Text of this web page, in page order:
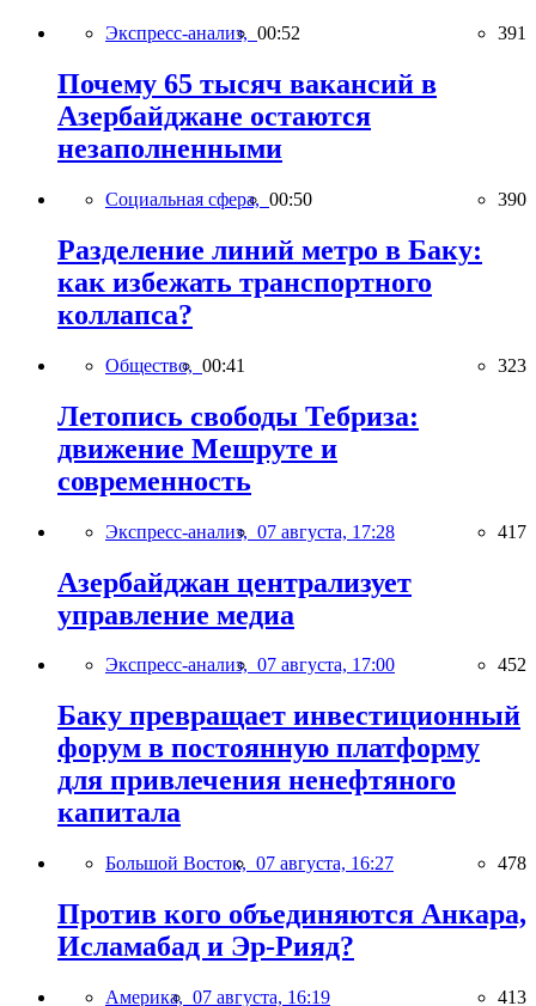
Экспресс-анализ, 00:52 391
Почему 65 тысяч вакансий в
Азербайджане остаются
незаполненными
Социальная сфера, 00:50 390
Разделение линий метро в Баку:
как избежать транспортного
коллапса?
Общество, 00:41 323
Летопись свободы Тебриза:
движение Мешруте и
современность
Экспресс-анализ, 07 августа, 17:28 417
Азербайджан централизует
управление медиа
Экспресс-анализ, 07 августа, 17:00 452
Баку превращает инвестиционный
форум в постоянную платформу
для привлечения ненефтяного
капитала
Большой Восток, 07 августа, 16:27 478
Против кого объединяются Анкара,
Исламабад и Эр-Рияд?
Америка, 07 августа, 16:19 413